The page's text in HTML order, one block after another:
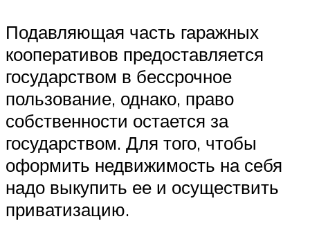
Подавляющая часть гаражных
кооперативов предоставляется
государством в бессрочное
пользование, однако, право
собственности остается за
государством. Для того, чтобы
оформить недвижимость на себя
надо выкупить ее и осуществить
приватизацию.